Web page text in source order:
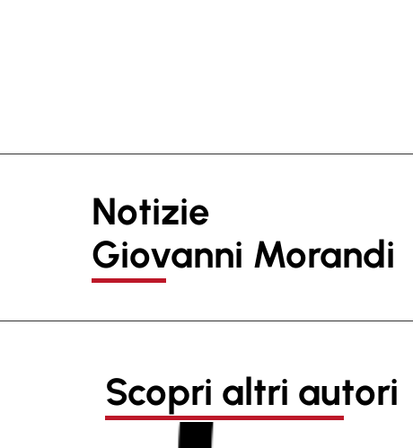
Notizie
Giovanni Morandi
Scopri altri autori